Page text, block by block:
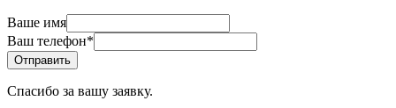
Ваше имя
Ваш телефон*
Спасибо за вашу заявку.